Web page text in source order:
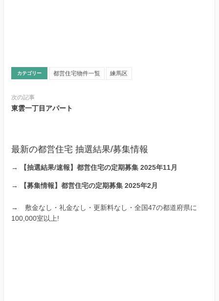
カテゴリー 都営住宅物件一覧 練馬区
次の記事
東雲一丁目アパート
最新の都営住宅 抽選結果/募集情報
→ 【抽選結果/速報】都営住宅の定期募集 2025年11月
→ 【募集情報】都営住宅の定期募集 2025年2月
→ 敷金なし・礼金なし・更新料なし・全国47の都道府県に
100,000室以上!